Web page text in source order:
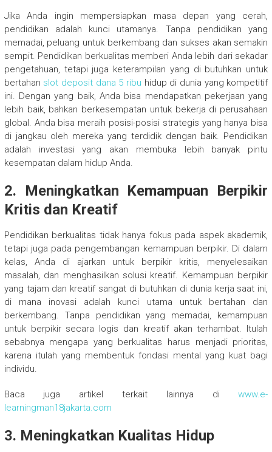
Jika Anda ingin mempersiapkan masa depan yang cerah,
pendidikan adalah kunci utamanya. Tanpa pendidikan yang
memadai, peluang untuk berkembang dan sukses akan semakin
sempit. Pendidikan berkualitas memberi Anda lebih dari sekadar
pengetahuan, tetapi juga keterampilan yang di butuhkan untuk
bertahan slot deposit dana 5 ribu hidup di dunia yang kompetitif
ini. Dengan yang baik, Anda bisa mendapatkan pekerjaan yang
lebih baik, bahkan berkesempatan untuk bekerja di perusahaan
global. Anda bisa meraih posisi-posisi strategis yang hanya bisa
di jangkau oleh mereka yang terdidik dengan baik. Pendidikan
adalah investasi yang akan membuka lebih banyak pintu
kesempatan dalam hidup Anda.
2. Meningkatkan Kemampuan Berpikir
Kritis dan Kreatif
Pendidikan berkualitas tidak hanya fokus pada aspek akademik,
tetapi juga pada pengembangan kemampuan berpikir. Di dalam
kelas, Anda di ajarkan untuk berpikir kritis, menyelesaikan
masalah, dan menghasilkan solusi kreatif. Kemampuan berpikir
yang tajam dan kreatif sangat di butuhkan di dunia kerja saat ini,
di mana inovasi adalah kunci utama untuk bertahan dan
berkembang. Tanpa pendidikan yang memadai, kemampuan
untuk berpikir secara logis dan kreatif akan terhambat. Itulah
sebabnya mengapa yang berkualitas harus menjadi prioritas,
karena itulah yang membentuk fondasi mental yang kuat bagi
individu.
Baca juga artikel terkait lainnya diwww.e-
learningman18jakarta.com
3. Meningkatkan Kualitas Hidup